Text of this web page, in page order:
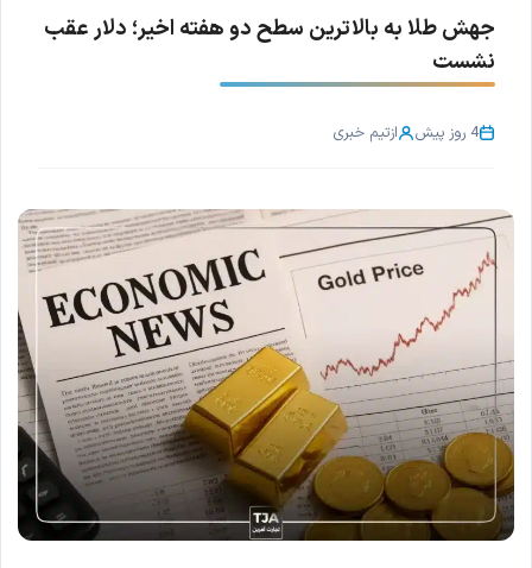
جهش طلا به بالاترین سطح دو هفته اخیر؛ دلار عقب
نشست
4 روز پیش ازتیم خبری